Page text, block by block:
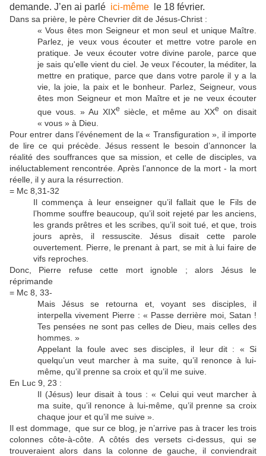
demande. J’en ai parlé ici-même le 18 février.
Dans sa prière, le père Chevrier dit de Jésus-Christ :
« Vous êtes mon Seigneur et mon seul et unique Maître.
Parlez, je veux vous écouter et mettre votre parole en
pratique. Je veux écouter votre divine parole, parce que
je sais qu'elle vient du ciel. Je veux l'écouter, la méditer, la
mettre en pratique, parce que dans votre parole il y a la
vie, la joie, la paix et le bonheur. Parlez, Seigneur, vous
êtes mon Seigneur et mon Maître et je ne veux écouter
que vous. » Au XIXe siècle, et même au XXe
on disait
« vous » à Dieu.
Pour entrer dans l’événement de la « Transfiguration », il importe
de lire ce qui précède. Jésus ressent le besoin d’annoncer la
réalité des souffrances que sa mission, et celle de disciples, va
inéluctablement rencontrée. Après l’annonce de la mort - la mort
réelle, il y aura la résurrection.
= Mc 8,31-32
Il commença à leur enseigner qu’il fallait que le Fils de
l’homme souffre beaucoup, qu’il soit rejeté par les anciens,
les grands prêtres et les scribes, qu’il soit tué, et que, trois
jours après, il ressuscite. Jésus disait cette parole
ouvertement. Pierre, le prenant à part, se mit à lui faire de
vifs reproches.
Donc, Pierre refuse cette mort ignoble ; alors Jésus le
réprimande
= Mc 8, 33-
Mais Jésus se retourna et, voyant ses disciples, il
interpella vivement Pierre : « Passe derrière moi, Satan !
Tes pensées ne sont pas celles de Dieu, mais celles des
hommes. »
Appelant la foule avec ses disciples, il leur dit : « Si
quelqu’un veut marcher à ma suite, qu’il renonce à lui-
même, qu’il prenne sa croix et qu’il me suive.
En Luc 9, 23 :
Il (Jésus) leur disait à tous : « Celui qui veut marcher à
ma suite, qu’il renonce à lui-même, qu’il prenne sa croix
chaque jour et qu’il me suive ».
Il est dommage, que sur ce blog, je n’arrive pas à tracer les trois
colonnes côte-à-côte. A côtés des versets ci-dessus, qui se
trouveraient alors dans la colonne de gauche, il conviendrait